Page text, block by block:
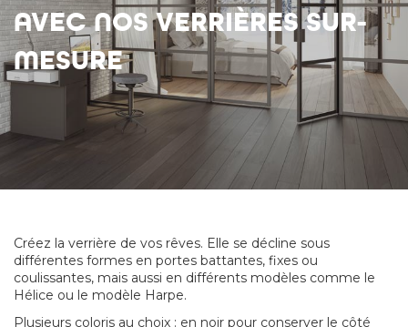
AVEC NOS VERRIÈRES SUR-
MESURE
Créez la verrière de vos rêves. Elle se décline sous
différentes formes en portes battantes, fixes ou
coulissantes, mais aussi en différents modèles comme le
Hélice ou le modèle Harpe.
Plusieurs coloris au choix : en noir pour conserver le côté